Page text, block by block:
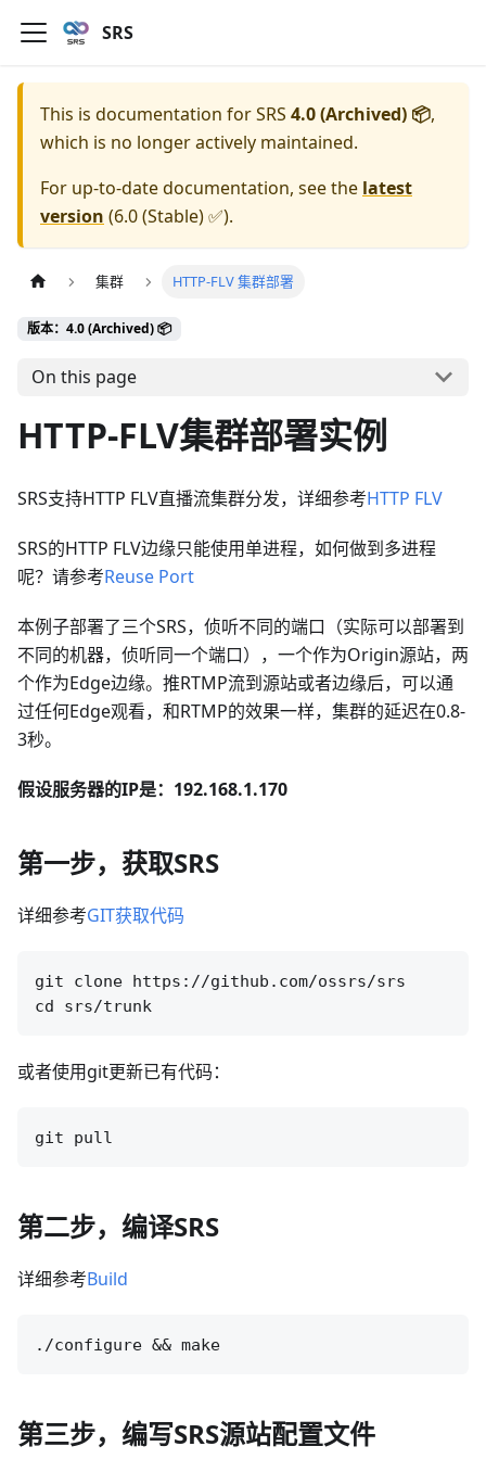
SRS
This is documentation forSRS 4.0 (Archived) 📦,
which is no longer actively maintained.
For up-to-date documentation, see the latest
version (6.0 (Stable) ✅).
集群 HTTP-FLV 集群部署
版本：4.0 (Archived) 📦
On this page
HTTP-FLV集群部署实例
SRS支持HTTP FLV直播流集群分发，详细参考HTTP FLV
SRS的HTTP FLV边缘只能使用单进程，如何做到多进程
呢？请参考Reuse Port
本例子部署了三个SRS，侦听不同的端口（实际可以部署到
不同的机器，侦听同一个端口），一个作为Origin源站，两
个作为Edge边缘。推RTMP流到源站或者边缘后，可以通
过任何Edge观看，和RTMP的效果一样，集群的延迟在0.8-
3秒。
假设服务器的IP是：192.168.1.170
第一步，获取SRS
详细参考GIT获取代码
git clone https://github.com/ossrs/srs
或者使用git更新已有代码：
第二步，编译SRS
详细参考Build
第三步，编写SRS源站配置文件